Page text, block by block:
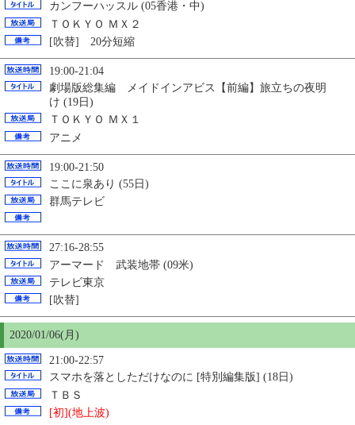
カンフーハッスル (05香港・中)
ＴＯＫＹＯ ＭＸ２
[吹替] 20分短縮
19:00-21:04
劇場版総集編 メイドインアビス【前編】旅立ちの夜明
け (19日)
ＴＯＫＹＯ ＭＸ１
アニメ
19:00-21:50
ここに泉あり (55日)
群馬テレビ
27:16-28:55
アーマード 武装地帯 (09米)
テレビ東京
[吹替]
2020/01/06(月)
21:00-22:57
スマホを落としただけなのに [特別編集版] (18日)
ＴＢＳ
[初](地上波)